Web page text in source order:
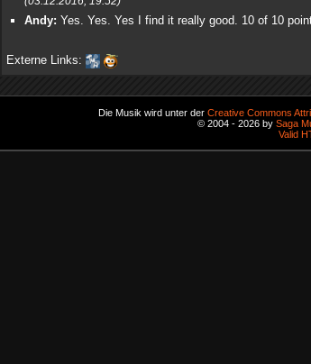
Andy: Yes. Yes. Yes I find it really good. 10 of 10
Externe Links:
Die Musik wird unter der Creative Commons
© 2004 - 2026 by Saga
Valid